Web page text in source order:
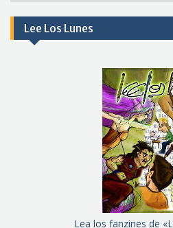
Lee Los Lunes
Lea los fanzines de